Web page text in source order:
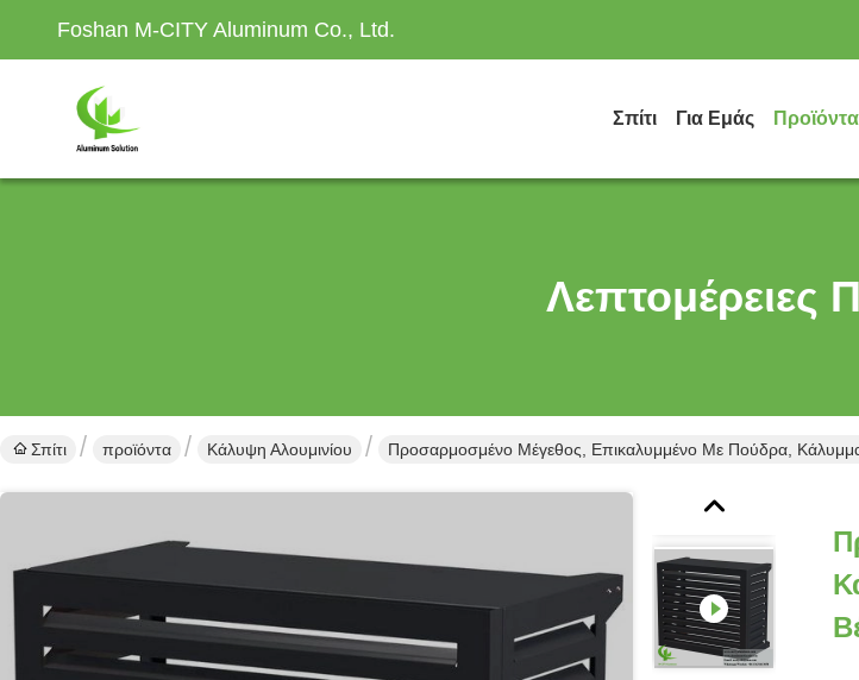
Foshan M-CITY Aluminum Co., Ltd.
Σπίτι Για Εμάς Προϊόντα
Λεπτομέρειες
Σπίτι προϊόντα Κάλυψη Αλουμινίου Προσαρμοσμένο Μέγεθος, Επικαλυμμένο Με Πούδρα, Κάλυμμα